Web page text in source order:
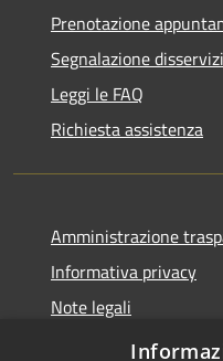
Prenotazione
Segnalazione
Leggi le FAQ
Richiesta assistenza
Amministrazione
Informativa privacy
Note legali
Dichiarazione di